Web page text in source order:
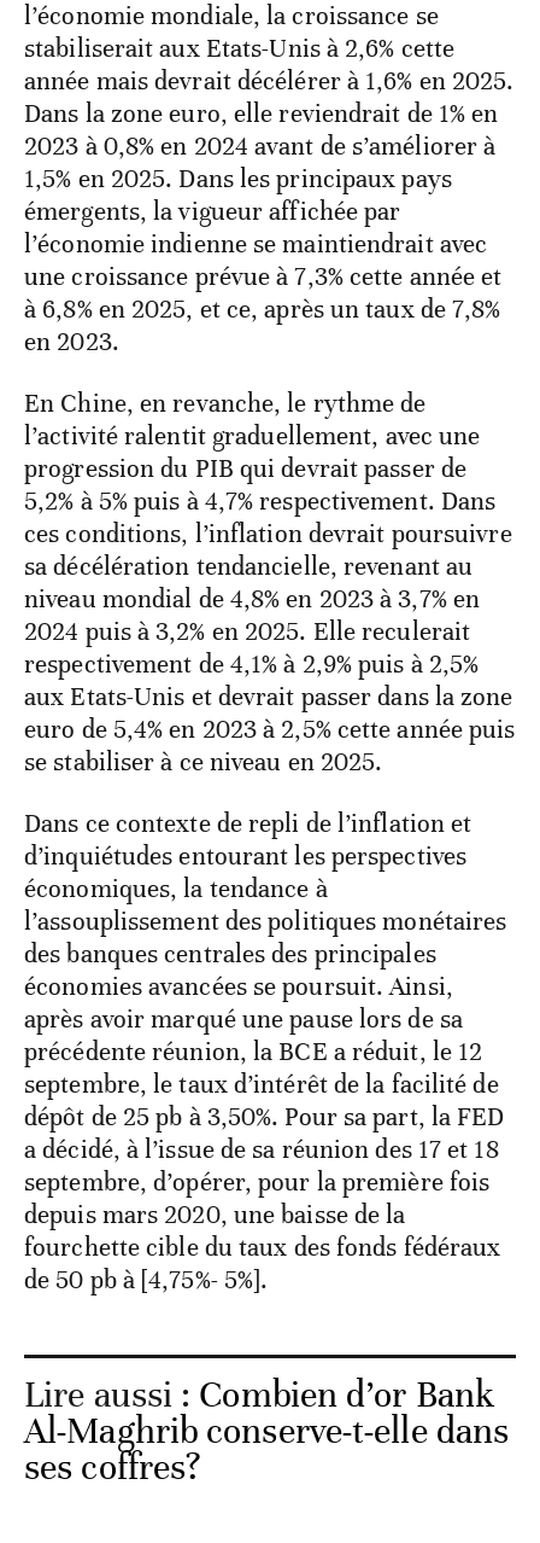
l’économie mondiale, la croissance se
stabiliserait aux Etats-Unis à 2,6% cette
année mais devrait décélérer à 1,6% en 2025.
Dans la zone euro, elle reviendrait de 1% en
2023 à 0,8% en 2024 avant de s’améliorer à
1,5% en 2025. Dans les principaux pays
émergents, la vigueur affichée par
l’économie indienne se maintiendrait avec
une croissance prévue à 7,3% cette année et
à 6,8% en 2025, et ce, après un taux de 7,8%
en 2023.
En Chine, en revanche, le rythme de
l’activité ralentit graduellement, avec une
progression du PIB qui devrait passer de
5,2% à 5% puis à 4,7% respectivement. Dans
ces conditions, l’inflation devrait poursuivre
sa décélération tendancielle, revenant au
niveau mondial de 4,8% en 2023 à 3,7% en
2024 puis à 3,2% en 2025. Elle reculerait
respectivement de 4,1% à 2,9% puis à 2,5%
aux Etats-Unis et devrait passer dans la zone
euro de 5,4% en 2023 à 2,5% cette année puis
se stabiliser à ce niveau en 2025.
Dans ce contexte de repli de l’inflation et
d’inquiétudes entourant les perspectives
économiques, la tendance à
l’assouplissement des politiques monétaires
des banques centrales des principales
économies avancées se poursuit. Ainsi,
après avoir marqué une pause lors de sa
précédente réunion, la BCE a réduit, le 12
septembre, le taux d’intérêt de la facilité de
dépôt de 25 pb à 3,50%. Pour sa part, la FED
a décidé, à l’issue de sa réunion des 17 et 18
septembre, d’opérer, pour la première fois
depuis mars 2020, une baisse de la
fourchette cible du taux des fonds fédéraux
de 50 pb à [4,75%- 5%].
Lire aussi : Combien d’or Bank
Al-Maghrib conserve-t-elle dans
ses coffres?